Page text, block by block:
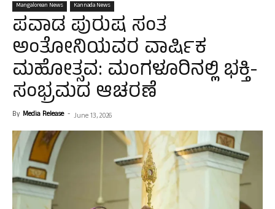
Mangalorean News Kannada News
ಪವಾಡ ಪುರುಷ ಸಂತ
ಅಂತೋನಿಯವರ ವಾರ್ಷಿಕ
ಮಹೋತ್ಸವ: ಮಂಗಳೂರಿನಲ್ಲಿ ಭಕ್ತಿ-
ಸಂಭ್ರಮದ ಆಚರಣೆ
By Media Release - June 13, 2026